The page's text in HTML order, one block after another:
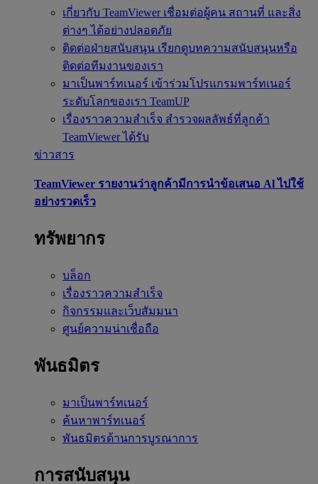
เกี่ยวกับ TeamViewer เชื่อมต่อผู้คน สถานที่ และสิ่ง
ต่างๆ ได้อย่างปลอดภัย
ติดต่อฝ่ายสนับสนุน เรียกดูบทความสนับสนุนหรือ
ติดต่อทีมงานของเรา
มาเป็นพาร์ทเนอร์ เข้าร่วมโปรแกรมพาร์ทเนอร์
ระดับโลกของเรา TeamUP
เรื่องราวความสำเร็จ สำรวจผลลัพธ์ที่ลูกค้า
TeamViewer ได้รับ
ข่าวสาร
TeamViewer รายงานว่าลูกค้ามีการนำข้อเสนอ Al ไปใช้
อย่างรวดเร็ว
ทรัพยากร
บล็อก
เรื่องราวความสำเร็จ
กิจกรรมและเว็บสัมมนา
ศูนย์ความน่าเชื่อถือ
พันธมิตร
มาเป็นพาร์ทเนอร์
ค้นหาพาร์ทเนอร์
พันธมิตรด้านการบูรณาการ
การสนับสนุน